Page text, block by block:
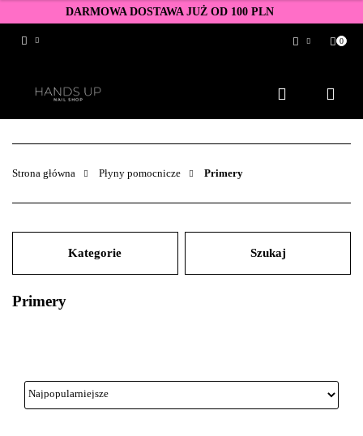
DARMOWA DOSTAWA JUŻ OD 100 PLN
Zarejestruj się
Dodaj zgłoszenie
Zgody cookies
0
Strona główna Płyny pomocnicze Primery
Kategorie Szukaj
Primery